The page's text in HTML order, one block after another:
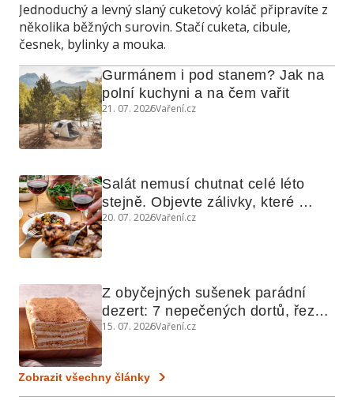
Jednoduchý a levný slaný cuketový koláč připravíte z
několika běžných surovin. Stačí cuketa, cibule,
česnek, bylinky a mouka.
Gurmánem i pod stanem? Jak na
polní kuchyni a na čem vařit
21. 07. 2026Vaření.cz
Salát nemusí chutnat celé léto
stejně. Objevte zálivky, které
využijete i na maso, nudle nebo
20. 07. 2026Vaření.cz
Z obyčejných sušenek parádní
dezert: 7 nepečených dortů, řezů
a koláčů
15. 07. 2026Vaření.cz
Zobrazit všechny články